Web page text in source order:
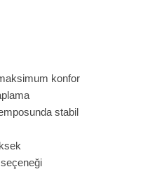
konfor
stabil